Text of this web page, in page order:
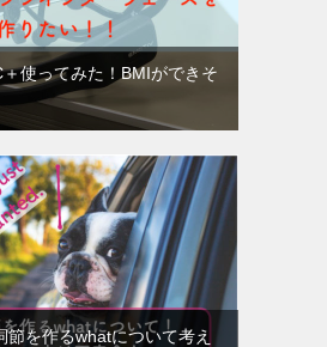
使ってみた！BMIができそ
節を作るwhatについて考え